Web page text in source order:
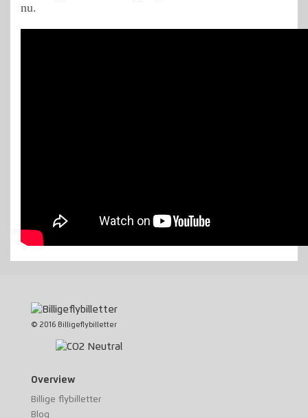
nu.
© 2016 Billigeflybilletter
Overview
Billige flybilletter
Blog